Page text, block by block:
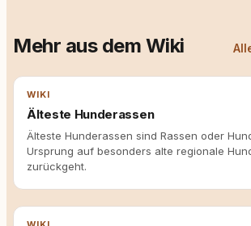
Mehr aus dem Wiki
WIKI
Älteste Hunderassen
Älteste Hunderassen sind Rassen oder
Ursprung auf besonders alte regionale
zurückgeht.